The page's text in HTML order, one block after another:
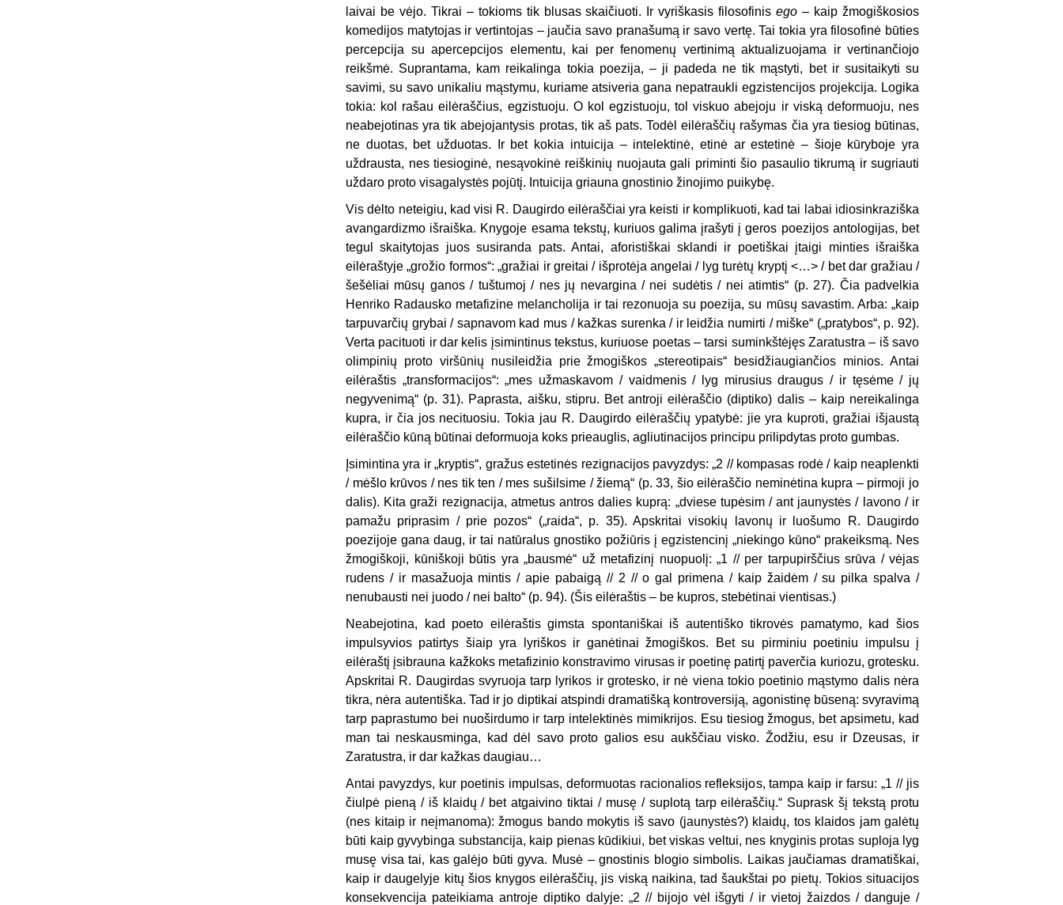
laivai be vėjo. Tikrai – tokioms tik blusas skaičiuoti. Ir vyriškasis filosofinisego – kaip žmogiškosios
komedijos matytojas ir vertintojas – jaučia savo pranašumą ir savo vertę. Tai tokia yra filosofinė būties
percepcija su apercepcijos elementu, kai per fenomenų vertinimą aktualizuojama ir vertinančiojo
reikšmė. Suprantama, kam reikalinga tokia poezija, – ji padeda ne tik mąstyti, bet ir susitaikyti su
savimi, su savo unikaliu mąstymu, kuriame atsiveria gana nepatraukli egzistencijos projekcija. Logika
tokia: kol rašau eilėraščius, egzistuoju. O kol egzistuoju, tol viskuo abejoju ir viską deformuoju, nes
neabejotinas yra tik abejojantysis protas, tik aš pats. Todėl eilėraščių rašymas čia yra tiesiog būtinas,
ne duotas, bet užduotas. Ir bet kokia intuicija – intelektinė, etinė ar estetinė – šioje kūryboje yra
uždrausta, nes tiesioginė, nesąvokinė reiškinių nuojauta gali priminti šio pasaulio tikrumą ir sugriauti
uždaro proto visagalystės pojūtį. Intuicija griauna gnostinio žinojimo puikybę.
Vis dėlto neteigiu, kad visi R. Daugirdo eilėraščiai yra keisti ir komplikuoti, kad tai labai idiosinkraziška
avangardizmo išraiška. Knygoje esama tekstų, kuriuos galima įrašyti į geros poezijos antologijas, bet
tegul skaitytojas juos susiranda pats. Antai, aforistiškai sklandi ir poetiškai įtaigi minties išraiška
eilėraštyje „grožio formos“: „gražiai ir greitai / išprotėja angelai / lyg turėtų kryptį <…> / bet dar gražiau /
šešėliai mūsų ganos / tuštumoj / nes jų nevargina / nei sudėtis / nei atimtis“ (p. 27). Čia padvelkia
Henriko Radausko metafizine melancholija ir tai rezonuoja su poezija, su mūsų savastim. Arba: „kaip
tarpuvarčių grybai / sapnavom kad mus / kažkas surenka / ir leidžia numirti / miške“ („pratybos“, p. 92).
Verta pacituoti ir dar kelis įsimintinus tekstus, kuriuose poetas – tarsi suminkštėjęs Zaratustra – iš savo
olimpinių proto viršūnių nusileidžia prie žmogiškos „stereotipais“ besidžiaugiančios minios. Antai
eilėraštis „transformacijos“: „mes užmaskavom / vaidmenis / lyg mirusius draugus / ir tęsėme / jų
negyvenimą“ (p. 31). Paprasta, aišku, stipru. Bet antroji eilėraščio (diptiko) dalis – kaip nereikalinga
kupra, ir čia jos necituosiu. Tokia jau R. Daugirdo eilėraščių ypatybė: jie yra kuproti, gražiai išjaustą
eilėraščio kūną būtinai deformuoja koks prieauglis, agliutinacijos principu prilipdytas proto gumbas.
Įsimintina yra ir „kryptis“, gražus estetinės rezignacijos pavyzdys: „2 // kompasas rodė / kaip neaplenkti
/ mėšlo krūvos / nes tik ten / mes sušilsime / žiemą“ (p. 33, šio eilėraščio neminėtina kupra – pirmoji jo
dalis). Kita graži rezignacija, atmetus antros dalies kuprą: „dviese tupėsim / ant jaunystės / lavono / ir
pamažu priprasim / prie pozos“ („raida“, p. 35). Apskritai visokių lavonų ir luošumo R. Daugirdo
poezijoje gana daug, ir tai natūralus gnostiko požiūris į egzistencinį „niekingo kūno“ prakeiksmą. Nes
žmogiškoji, kūniškoji būtis yra „bausmė“ už metafizinį nuopuolį: „1 // per tarpupirščius srūva / vėjas
rudens / ir masažuoja mintis / apie pabaigą // 2 // o gal primena / kaip žaidėm / su pilka spalva /
nenubausti nei juodo / nei balto“ (p. 94). (Šis eilėraštis – be kupros, stebėtinai vientisas.)
Neabejotina, kad poeto eilėraštis gimsta spontaniškai iš autentiško tikrovės pamatymo, kad šios
impulsyvios patirtys šiaip yra lyriškos ir ganėtinai žmogiškos. Bet su pirminiu poetiniu impulsu į
eilėraštį įsibrauna kažkoks metafizinio konstravimo virusas ir poetinę patirtį paverčia kuriozu, grotesku.
Apskritai R. Daugirdas svyruoja tarp lyrikos ir grotesko, ir nė viena tokio poetinio mąstymo dalis nėra
tikra, nėra autentiška. Tad ir jo diptikai atspindi dramatišką kontroversiją, agonistinę būseną: svyravimą
tarp paprastumo bei nuoširdumo ir tarp intelektinės mimikrijos. Esu tiesiog žmogus, bet apsimetu, kad
man tai neskausminga, kad dėl savo proto galios esu aukščiau visko. Žodžiu, esu ir Dzeusas, ir
Zaratustra, ir dar kažkas daugiau…
Antai pavyzdys, kur poetinis impulsas, deformuotas racionalios refleksijos, tampa kaip ir farsu: „1 // jis
čiulpė pieną / iš klaidų / bet atgaivino tiktai / musę / suplotą tarp eilėraščių.“ Suprask šį tekstą protu
(nes kitaip ir neįmanoma): žmogus bando mokytis iš savo (jaunystės?) klaidų, tos klaidos jam galėtų
būti kaip gyvybinga substancija, kaip pienas kūdikiui, bet viskas veltui, nes knyginis protas suploja lyg
musę visa tai, kas galėjo būti gyva. Musė – gnostinis blogio simbolis. Laikas jaučiamas dramatiškai,
kaip ir daugelyje kitų šios knygos eilėraščių, jis viską naikina, tad šaukštai po pietų. Tokios situacijos
konsekvencija pateikiama antroje diptiko dalyje: „2 // bijojo vėl išgyti / ir vietoj žaizdos / danguje /